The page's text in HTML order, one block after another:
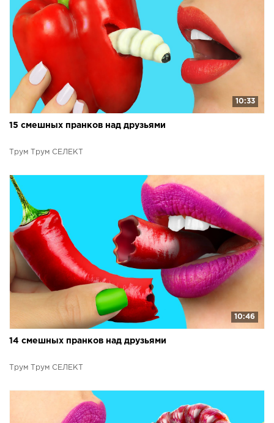
10:33
15 смешных пранков над друзьями
Трум Трум СЕЛЕКТ
10:46
14 смешных пранков над друзьями
Трум Трум СЕЛЕКТ